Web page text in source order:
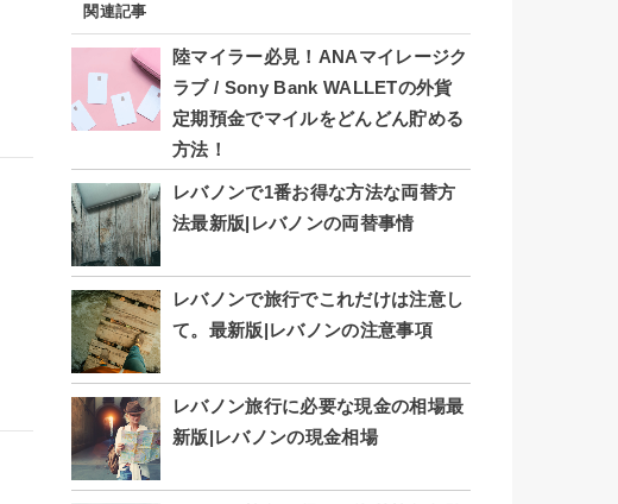
関連記事
陸マイラー必見！ANAマイレージク
ラブ / Sony Bank WALLETの外貨
定期預金でマイルをどんどん貯める
方法！
レバノンで1番お得な方法な両替方
法最新版|レバノンの両替事情
レバノンで旅行でこれだけは注意し
て。最新版|レバノンの注意事項
レバノン旅行に必要な現金の相場最
新版|レバノンの現金相場